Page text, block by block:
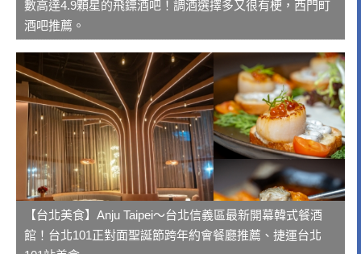
數高達4.9顆星的飛鏢酒吧！調酒選擇多又很有梗，西門町
酒吧推薦。
【台北美食】Anju Taipei～台北信義區最新開幕韓式餐酒
館！台北101正對面聖誕節跨年約會餐廳推薦、捷運台北